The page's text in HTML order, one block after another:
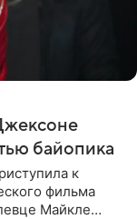
байопика
к
фильма
Майкле